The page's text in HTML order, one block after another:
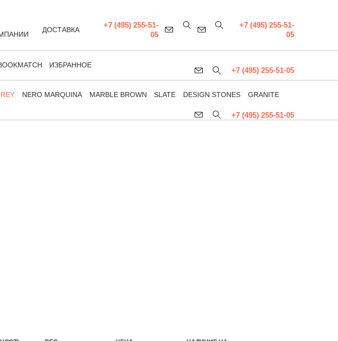
NERO MARQUINA MARBLE BROWN SLATE DESIGN STONES GRANITE
+7 (495) 255-51-05
ИЗБРАННОЕ
+7 (495) 255-51-05
ДОСТАВКА
+7 (495) 255-51-
05
+7 (495) 255-51-
05